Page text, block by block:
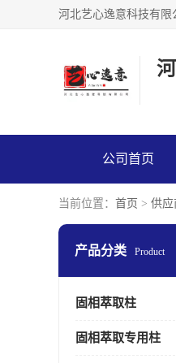
公司首页
当前位置： 首页 > 供应
产品分类 Product
固相萃取柱
固相萃取专用柱